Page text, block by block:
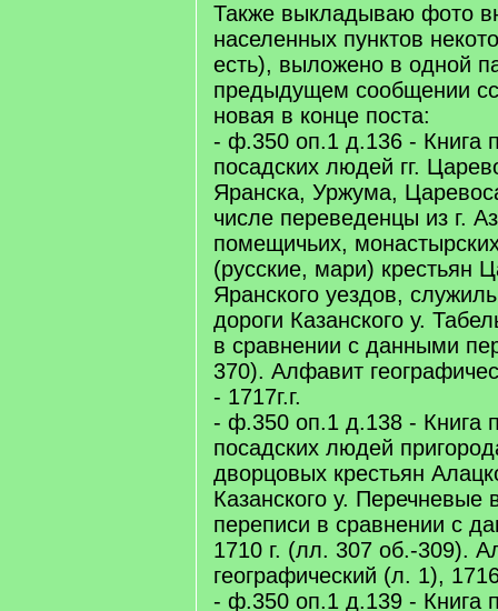
Также выкладываю фото
населенных пунктов
есть), выложено в одной
предыдущем сообщении
новая в конце поста:
- ф.350 оп.1 д.136 - Книга
посадских людей гг.
Яранска, Уржума,
числе переведенцы из г.
помещичьих,
(русские, мари) крестьян
Яранского уездов,
дороги Казанского у.
в сравнении с данными
370). Алфавит
- 1717г.г.
- ф.350 оп.1 д.138 - Книга
посадских людей
дворцовых крестьян
Казанского у. Перечневые
переписи в сравнении с
1710 г. (лл. 307 об.-309).
географический (л. 1),
- ф.350 оп.1 д.139 - Книга